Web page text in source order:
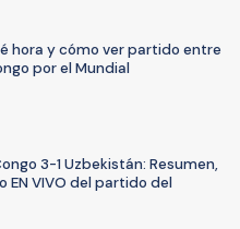
hora y cómo ver partido entre
por el Mundial
3-1 Uzbekistán: Resumen,
EN VIVO del partido del